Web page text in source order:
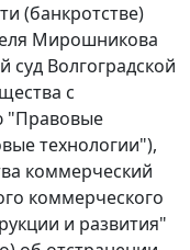
(банкротстве)
Мирошникова
Волгоградской
с
"Правовые
технологии"),
коммерческий
коммерческого
и развития"